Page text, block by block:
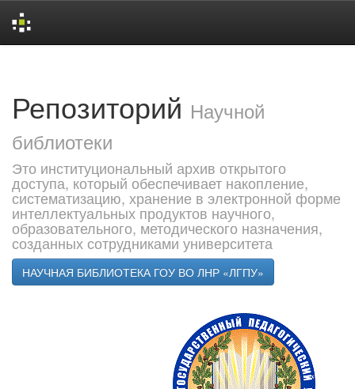
Репозиторий Научной
библиотеки
Это институциональный архив открытого
доступа, который обеспечивает накопление,
систематизацию, хранение в электронной форме
интеллектуальных продуктов научного,
образовательного, методического назначения,
созданных сотрудниками университета
НАУЧНАЯ БИБЛИОТЕКА ГОУ ВО ЛНР «ЛГПУ»